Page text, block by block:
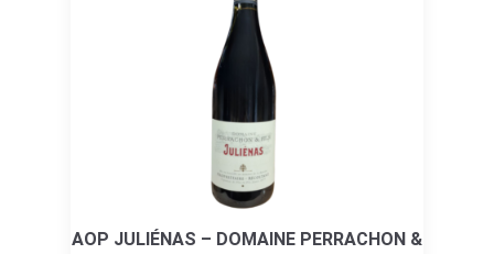
AOP JULIÉNAS – DOMAINE PERRACHON &